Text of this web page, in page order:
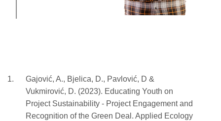
Gajović, A., Bjelica, D., Pavlović, D &
Vukmirović, D. (2023). Educating Youth on
Project Sustainability - Project Engagement and
Recognition of the Green Deal. Applied Ecology